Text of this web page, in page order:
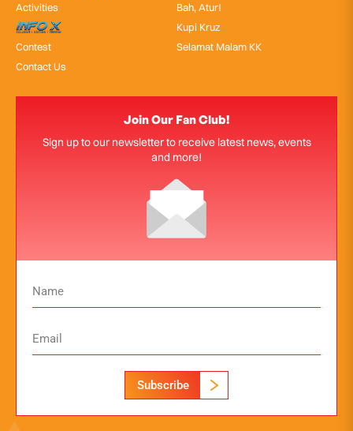
Activities
InfoX
Contest
Contact Us
Bah, Atur!
Kupi Kruz
Selamat Malam KK
Join Our Fan Club!
Sign up to our newsletter to receive latest news, events
and more!
Subscribe